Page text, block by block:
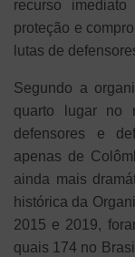
recurso
proteção e
lutas de
Segundo a
quarto lugar no
defensores e
apenas de
ainda mais
histórica da
2015 e 2019,
quais 174 no